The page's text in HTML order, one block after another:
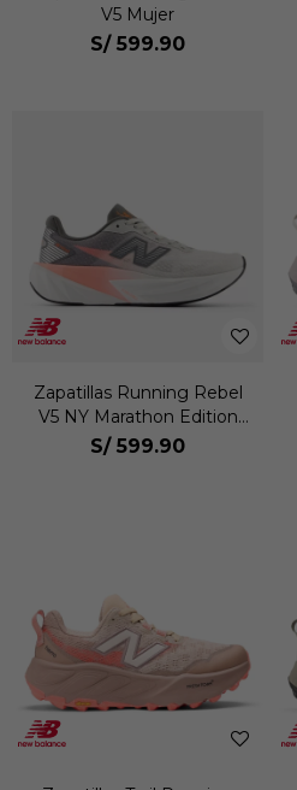
V5 Mujer
S/ 599.90
Zapatillas Running Rebel
V5 NY Marathon Edition
Mujer
S/ 599.90